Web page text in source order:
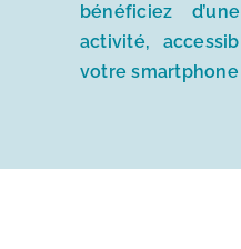
bénéficiez
activité,
votre